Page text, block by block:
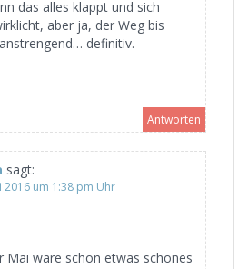
das alles klappt und sich
aber ja, der Weg bis
definitiv.
Antworten
sagt:
2016 um 1:38 pm Uhr
Mai wäre schon etwas schönes